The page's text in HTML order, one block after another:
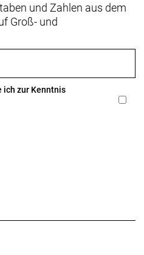
und Zahlen aus dem
Groß- und
ich zur Kenntnis